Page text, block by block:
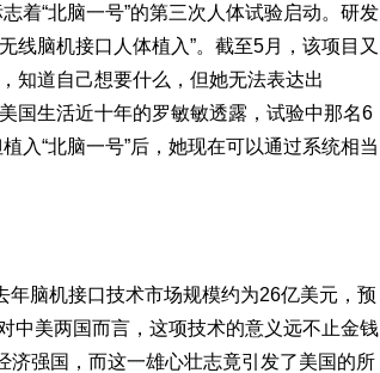
着“北脑一号”的第三次人体试验启动。研发
线脑机接口人体植入”。截至5月，该项目又
知道自己想要什么，但她无法表达出
国生活近十年的罗敏敏透露，试验中那名6
入“北脑一号”后，她现在可以通过系统相当
脑机接口技术市场规模约为26亿美元，预
中美两国而言，这项技术的意义远不止金钱
济强国，而这一雄心壮志竟引发了美国的所